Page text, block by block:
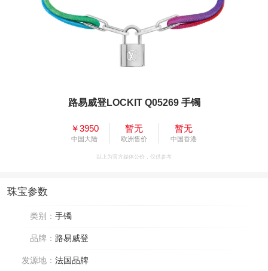
路易威登LOCKIT Q05269 手镯
￥3950
中国大陆
暂无
欧洲售价
暂无
中国香港
以上为官方媒体公价，仅供参考
珠宝参数
类别： 手镯
品牌： 路易威登
发源地： 法国品牌